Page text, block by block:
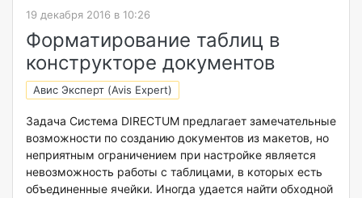
19 декабря 2016 в 10:26
Форматирование таблиц в
конструкторе документов
Авис Эксперт (Avis Expert)
Задача Система DIRECTUM предлагает замечательные
возможности по созданию документов из макетов, но
неприятным ограничением при настройке является
невозможность работы с таблицами, в которых есть
объединенные ячейки. Иногда удается найти обходной